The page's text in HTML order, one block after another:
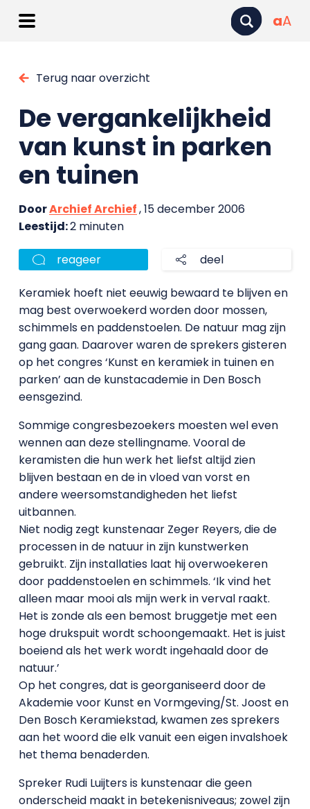
aA
Terug naar overzicht
De vergankelijkheid
van kunst in parken
en tuinen
DoorArchief Archief, 15 december 2006
Leestijd:2 minuten
reageer deel
Keramiek hoeft niet eeuwig bewaard te blijven en
mag best overwoekerd worden door mossen,
schimmels en paddenstoelen. De natuur mag zijn
gang gaan. Daarover waren de sprekers gisteren
op het congres ‘Kunst en keramiek in tuinen en
parken’ aan de kunstacademie in Den Bosch
eensgezind.
Sommige congresbezoekers moesten wel even
wennen aan deze stellingname. Vooral de
keramisten die hun werk het liefst altijd zien
blijven bestaan en de in vloed van vorst en
andere weersomstandigheden het liefst
uitbannen.
Niet nodig zegt kunstenaar Zeger Reyers, die de
processen in de natuur in zijn kunstwerken
gebruikt. Zijn installaties laat hij overwoekeren
door paddenstoelen en schimmels. ‘Ik vind het
alleen maar mooi als mijn werk in verval raakt.
Het is zonde als een bemost bruggetje met een
hoge drukspuit wordt schoongemaakt. Het is juist
boeiend als het werk wordt ingehaald door de
natuur.’
Op het congres, dat is georganiseerd door de
Akademie voor Kunst en Vormgeving/St. Joost en
Den Bosch Keramiekstad, kwamen zes sprekers
aan het woord die elk vanuit een eigen invalshoek
het thema benaderden.
Spreker Rudi Luijters is kunstenaar die geen
onderscheid maakt in betekenisniveaus; zowel zijn